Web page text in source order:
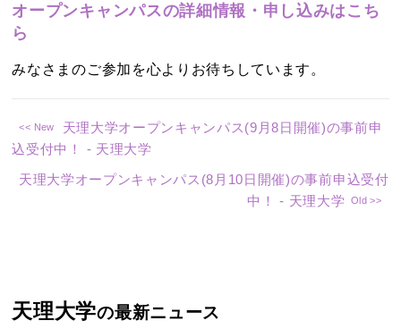
オープンキャンパスの詳細情報・申し込みはこち
ら
みなさまのご参加を心よりお待ちしています。
天理大学オープンキャンパス(9月8日開催)の事前申
込受付中！ ‐ 天理大学
天理大学オープンキャンパス(8月10日開催)の事前申込受付
中！ ‐ 天理大学
天理大学の最新ニュース